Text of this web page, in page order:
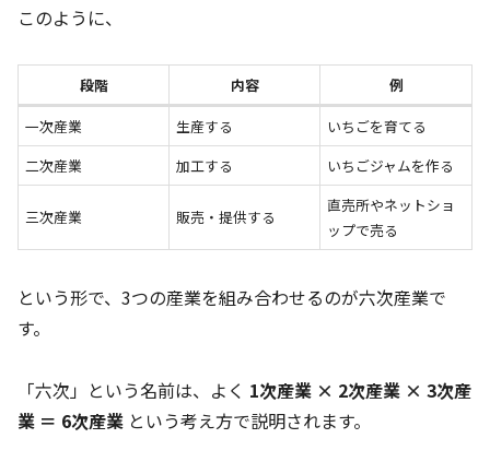
このように、
段階 内容
例
一次産業
生産する
いちごを育てる
二次産業
加工する いちごジャムを作る
三次産業 販売・提供する
直売所やネットショ
ップで売る
という形で、3つの産業を組み合わせるのが六次産業で
す。
「六次」という名前は、よく 1次産業 × 2次産業 × 3次産
業 ＝ 6次産業 という考え方で説明されます。